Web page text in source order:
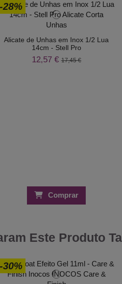
-28%
Alicate de Unhas em Inox 1/2 Lua
14cm - Stell Pro
12,57 €17,45 €
Comprar
Este Produto
-30%